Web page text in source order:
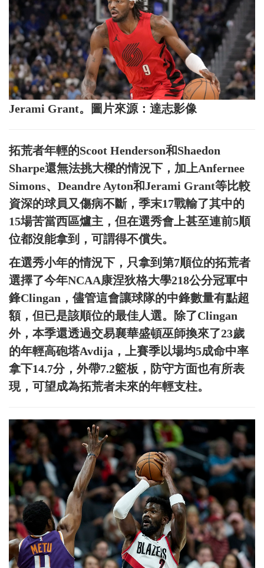
Jerami Grant。圖片來源：達志影像
拓荒者年輕的Scoot Henderson和Shaedon
Sharpe還無法挑大樑的情況下，加上Anfernee
Simons、Deandre Ayton和Jerami Grant等比較
資深的球員又傷病不斷，季末17戰輸了其中的
15場苦當西區爐主，但在選秀會上甚至連前5順
位都沒能拿到，可謂得不償失。
在選秀小年的情況下，只拿到第7順位的拓荒者
選擇了今年NCAA康涅狄格大學218公分冠軍中
鋒Clingan，儘管這會讓球隊的中鋒數量有點超
額，但已是該順位的最佳人選。除了Clingan
外，本季還透過交易襄華盛頓巫師換來了23歲
的年輕高砲塔Avdija，上賽季以場均5成命中率
拿下14.7分，外帶7.2籃板，防守方面也有所表
現，可望成為拓荒者未來的年輕支柱。